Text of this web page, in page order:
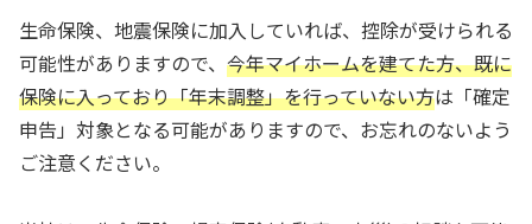
生命保険、地震保険に加入していれば、控除が受けられる
可能性がありますので、 今年マイホームを建てた方、既に
保険に入っており「年末調整」を行っていない方は「確定
申告」対象となる可能がありますので、お忘れのないよう
ご注意ください。